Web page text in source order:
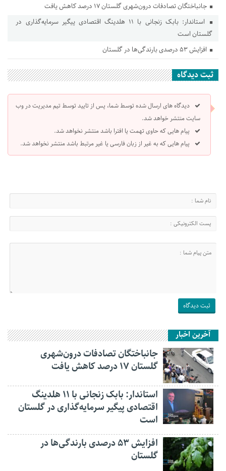
جانباختگان تصادفات درون‌شهری گلستان ۱۷ درصد کاهش یافت
استاندار: بابک زنجانی با ۱۱ هلدینگ اقتصادی پیگیر سرمایه‌گذاری در
گلستان است
افزایش ۵۳ درصدی بارندگی‌ها در گلستان
ثبت دیدگاه
دیدگاه های ارسال شده توسط شما، پس از تایید توسط تیم مدیریت در وب
سایت منتشر خواهد شد.
پیام هایی که حاوی تهمت یا افترا باشد منتشر نخواهد شد.
پیام هایی که به غیر از زبان فارسی یا غیر مرتبط باشد منتشر نخواهد شد.
آخرین اخبار
جانباختگان تصادفات درون‌شهری
گلستان ۱۷ درصد کاهش یافت
استاندار: بابک زنجانی با ۱۱ هلدینگ
اقتصادی پیگیر سرمایه‌گذاری در گلستان
است
افزایش ۵۳ درصدی بارندگی‌ها در
گلستان